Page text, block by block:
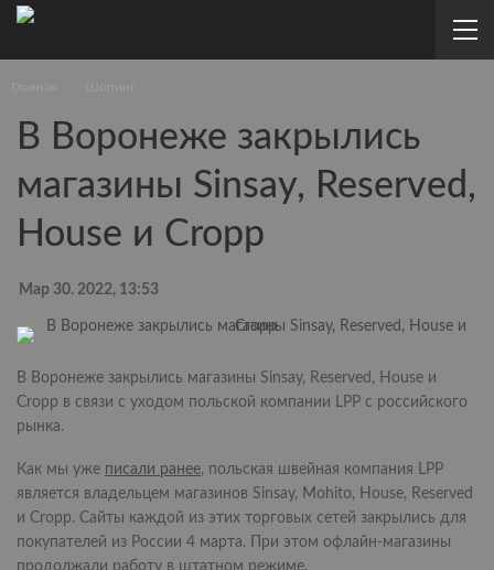
В Воронеже закрылись
магазины Sinsay, Reserved,
House и Cropp
Мар 30. 2022, 13:53
В Воронеже закрылись магазины Sinsay, Reserved, House и
Cropp в связи с уходом польской компании LPP с российского
рынка.
Как мы уже писали ранее, польская швейная компания LPP
является владельцем магазинов Sinsay, Mohito, House, Reserved
и Cropp. Сайты каждой из этих торговых сетей закрылись для
покупателей из России 4 марта. При этом офлайн-магазины
продолжали работу в штатном режиме.